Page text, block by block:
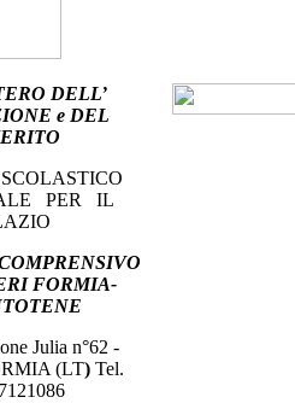
DELL’
e DEL
SCOLASTICO
PER
IL
FORMIA-
Julia n°62 -
(LT) Tel.